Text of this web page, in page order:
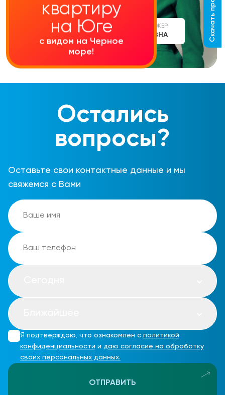
СТАРШИЙ МЕНЕДЖЕР
АЛИНА СЕРГЕЕВНА
Остались
вопросы?
Оставьте свои контактные данные и мы
свяжемся с Вами
Я подтверждаю, что ознакомлен с политикой
конфиденциальности и даю согласие на обработку
своих персональных данных.
ОТПРАВИТЬ
квартиру
на Юге
с видом на Черное
море!